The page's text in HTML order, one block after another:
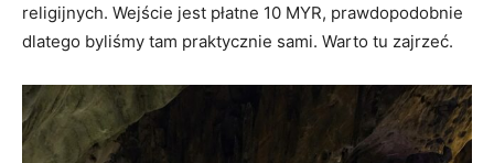
religijnych. Wejście jest płatne 10 MYR, prawdopodobnie
dlatego byliśmy tam praktycznie sami. Warto tu zajrzeć.